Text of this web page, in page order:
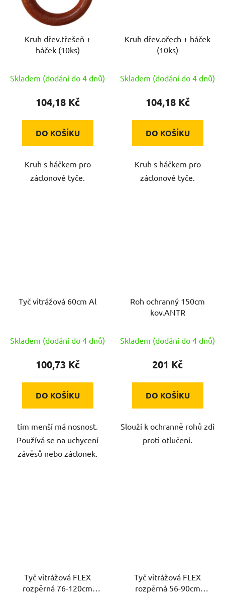
Kruh dřev.třešeň +
háček (10ks)
Skladem (dodání do 4 dnů)
104,18 Kč
DO KOŠÍKU
Kruh s háčkem pro
záclonové tyče.
Kruh dřev.ořech + háček
(10ks)
Skladem (dodání do 4 dnů)
104,18 Kč
DO KOŠÍKU
Kruh s háčkem pro
záclonové tyče.
Tyč vitrážová 60cm Al
Skladem (dodání do 4 dnů)
100,73 Kč
DO KOŠÍKU
tím menší má nosnost.
Používá se na uchycení
závěsů nebo záclonek.
Roh ochranný 150cm
kov.ANTR
Skladem (dodání do 4 dnů)
201 Kč
DO KOŠÍKU
Slouží k ochranně rohů zdí
proti otlučení.
Tyč vitrážová FLEX
rozpěrná 76-120cm
Tyč vitrážová FLEX
rozpěrná 56-90cm